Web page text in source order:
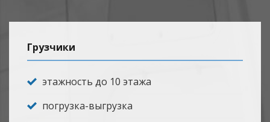
Грузчики
этажность до 10 этажа
погрузка-выгрузка